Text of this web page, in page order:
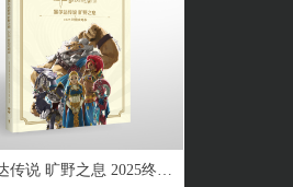
传说 旷野之息 2025终极